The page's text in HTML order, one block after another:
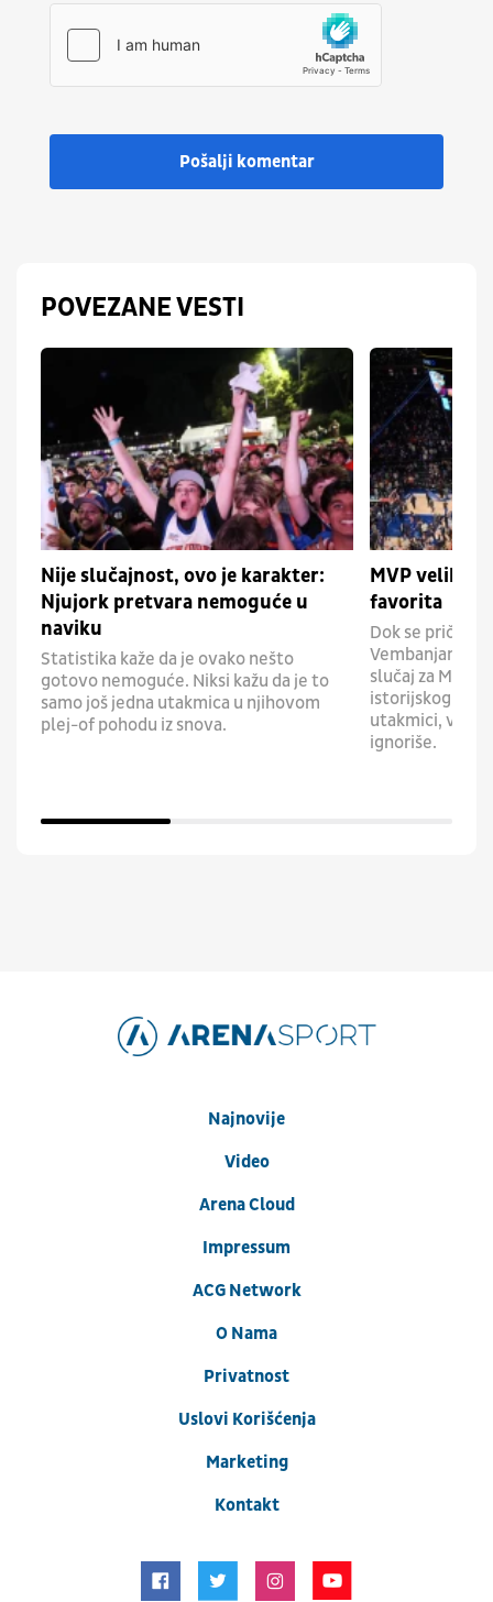
Pošalji komentar
POVEZANE VESTI
Nije slučajnost, ovo je karakter:
Njujork pretvara nemoguće u
naviku
Statistika kaže da je ovako nešto
gotovo nemoguće. Niksi kažu da je to
samo još jedna utakmica u njihovom
plej-of pohodu iz snova.
MVP velikog
favorita
Dok se pričalo
Vembanjami,
slučaj za MVP
istorijskog
utakmici, više
ignoriše.
Najnovije
Video
Arena Cloud
Impressum
ACG Network
O Nama
Privatnost
Uslovi Korišćenja
Marketing
Kontakt